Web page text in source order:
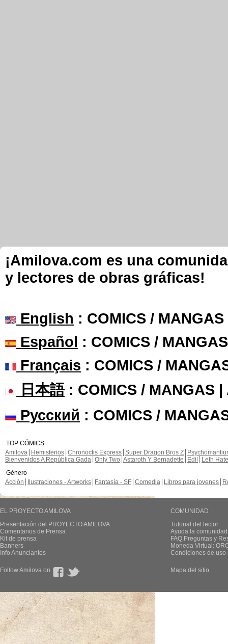
¡Amilova.com es una
y lectores de obras gráficas!
English : COMICS /
Español : COMICS /
Français : COMICS /
日本語: COMICS / MANGAS |
Русский : COMICS /
TOP CÓMICS
Amilova
Hemisferios Chronoctis Express Super Dragon Bros Z
Bienvenidos A República Gada Only Two Astaroth Y Bernadette Edil
Leth Hate
Género
Acción
Ilustraciones - Artworks Fantasía - SF Comedia Libros para jovenes
EL PROYECTO AMILOVA
Presentación del PROYECTO AMILOVA
Comentarios de Prensa
Kit de prensa
Banners
Info Anunciantes
COMUNIDAD
Tutorial del lector
Ayuda la
FAQ.Preguntas y
Moneda Virtual:
Condiciones de uso
Follow Amilova on Mapa del sitio